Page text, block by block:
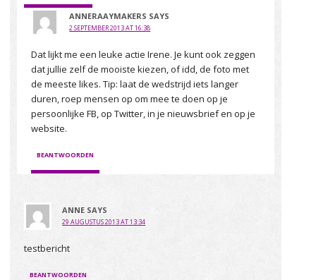
ANNERAAYMAKERS SAYS
2 SEPTEMBER 2013 AT 16:38
Dat lijkt me een leuke actie Irene. Je kunt ook zeggen
dat jullie zelf de mooiste kiezen, of idd, de foto met
de meeste likes. Tip: laat de wedstrijd iets langer
duren, roep mensen op om mee te doen op je
persoonlijke FB, op Twitter, in je nieuwsbrief en op je
website.
BEANTWOORDEN
ANNE SAYS
29 AUGUSTUS 2013 AT 13:34
testbericht
BEANTWOORDEN